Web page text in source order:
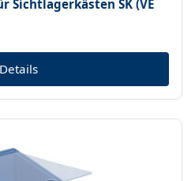
Sichtlagerkästen SK (VE
Details